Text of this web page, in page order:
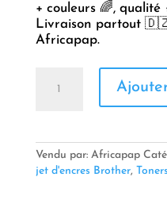
+ couleurs 🌈, qualité
Livraison partout
Africapap.
LC-
221/223
Vendu par: Africapap
jet d'encres Brother,